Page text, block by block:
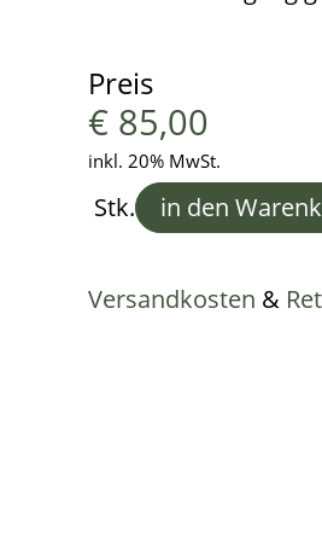
Preis
€ 85,00
inkl. 20% MwSt.
Stk. in den
Versandkosten &